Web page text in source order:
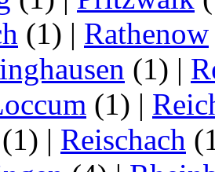
(1) | Rathenow
(1) |
(1) |
(1) | Reischach